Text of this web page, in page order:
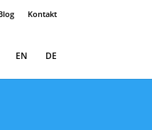
Kontakt
EN DE